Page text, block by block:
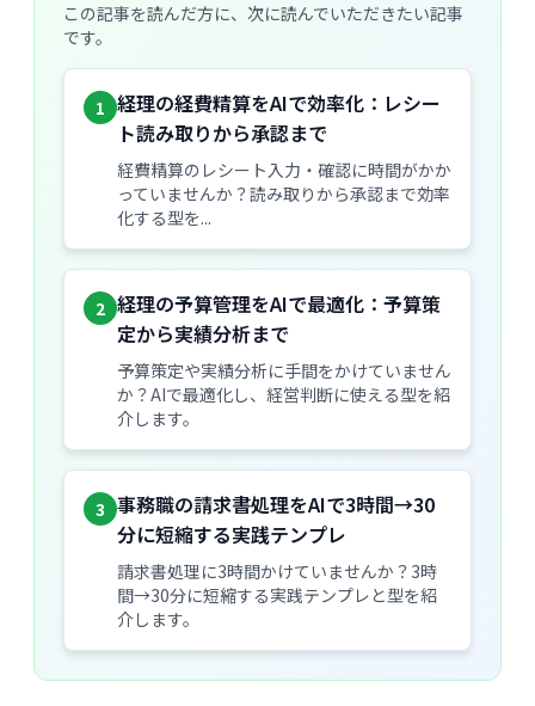
この記事を読んだ方に、次に読んでいただきたい記事
です。
1 経理の経費精算をAIで効率化：レシー
ト読み取りから承認まで
経費精算のレシート入力・確認に時間がかか
っていませんか？読み取りから承認まで効率
化する型を...
2 経理の予算管理をAIで最適化：予算策
定から実績分析まで
予算策定や実績分析に手間をかけていません
か？AIで最適化し、経営判断に使える型を紹
介します。
3 事務職の請求書処理をAIで3時間→30
分に短縮する実践テンプレ
請求書処理に3時間かけていませんか？3時
間→30分に短縮する実践テンプレと型を紹
介します。